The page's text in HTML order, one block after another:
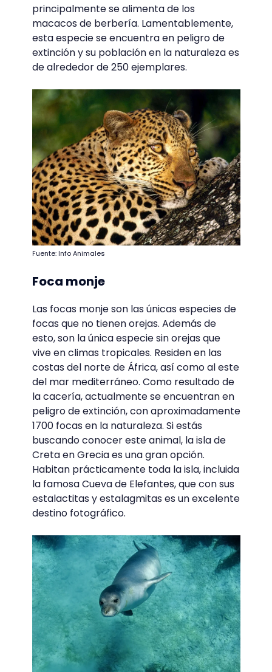
principalmente se alimenta de los
macacos de berbería. Lamentablemente,
esta especie se encuentra en peligro de
extinción y su población en la naturaleza es
de alrededor de 250 ejemplares.
Fuente: Info Animales
Foca monje
Las focas monje son las únicas especies de
focas que no tienen orejas. Además de
esto, son la única especie sin orejas que
vive en climas tropicales. Residen en las
costas del norte de África, así como al este
del mar mediterráneo. Como resultado de
la cacería, actualmente se encuentran en
peligro de extinción, con aproximadamente
1700 focas en la naturaleza. Si estás
buscando conocer este animal, la isla de
Creta en Grecia es una gran opción.
Habitan prácticamente toda la isla, incluida
la famosa Cueva de Elefantes, que con sus
estalactitas y estalagmitas es un excelente
destino fotográfico.